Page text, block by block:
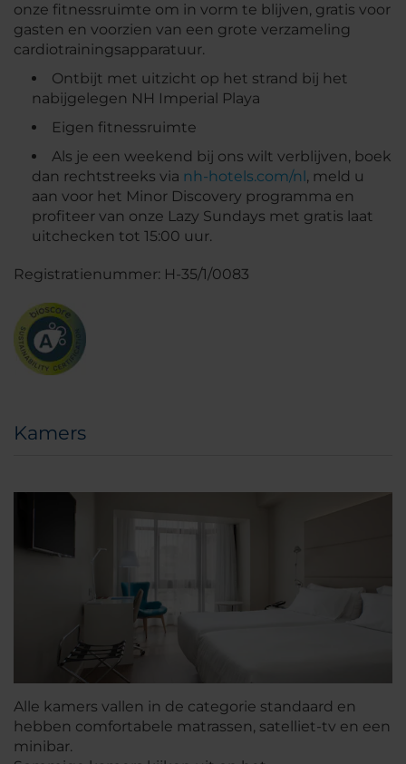
onze fitnessruimte om in vorm te blijven, gratis voor
gasten en voorzien van een grote verzameling
cardiotrainingsapparatuur.
Ontbijt met uitzicht op het strand bij het
nabijgelegen NH Imperial Playa
Eigen fitnessruimte
Als je een weekend bij ons wilt verblijven, boek
dan rechtstreeks via nh-hotels.com/nl , meld u
aan voor het Minor Discovery programma en
profiteer van onze Lazy Sundays met gratis laat
uitchecken tot 15:00 uur.
Registratienummer: H-35/1/0083
Kamers
Alle kamers vallen in de categorie standaard en
hebben comfortabele matrassen, satelliet-tv en een
minibar.